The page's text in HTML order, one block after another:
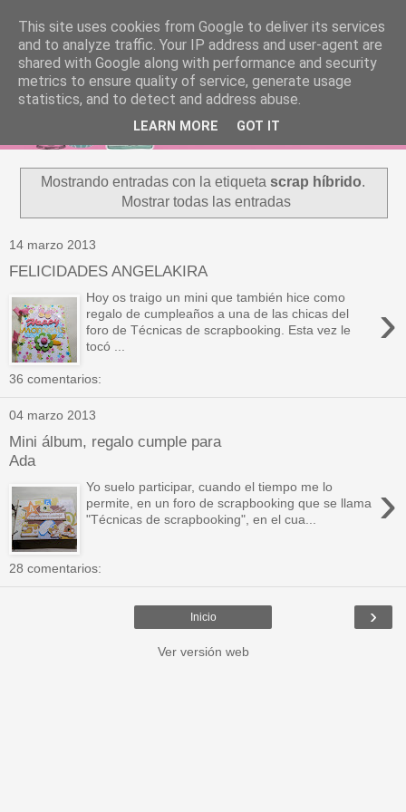
Mostrando entradas con la etiqueta scrap híbrido.
Mostrar todas las entradas
14 marzo 2013
FELICIDADES ANGELAKIRA
›
Hoy os traigo un mini que también hice como
regalo de cumpleaños a una de las chicas del
foro de Técnicas de scrapbooking. Esta vez le
tocó ...
36 comentarios:
04 marzo 2013
Mini álbum, regalo cumple para
Ada
›
Yo suelo participar, cuando el tiempo me lo
permite, en un foro de scrapbooking que se llama
"Técnicas de scrapbooking", en el cua...
28 comentarios:
›
Inicio
Ver versión web
This site uses cookies from Google to deliver its services
and to analyze traffic. Your IP address and user-agent are
shared with Google along with performance and security
metrics to ensure quality of service, generate usage
statistics, and to detect and address abuse.
LEARN MORE GOT IT